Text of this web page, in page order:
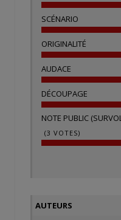
SCÉNARIO
ORIGINALITÉ
AUDACE
DÉCOUPAGE
NOTE PUBLIC
(3 VOTES)
AUTEURS